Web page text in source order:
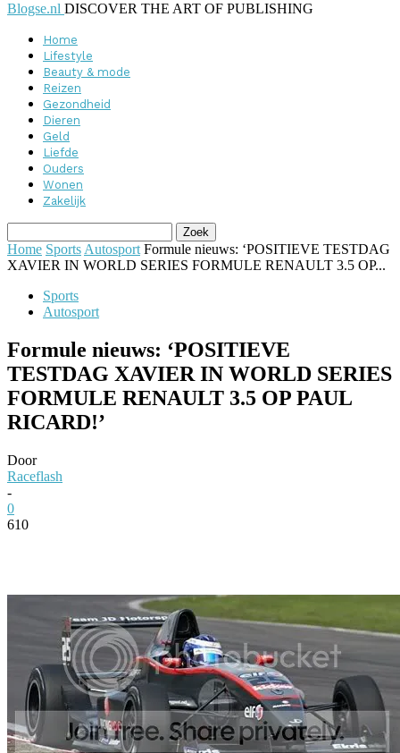
Blogse.nl DISCOVER THE ART OF PUBLISHING
Home
Lifestyle
Beauty & mode
Reizen
Gezondheid
Dieren
Geld
Liefde
Ouders
Wonen
Zakelijk
Home Sports Autosport Formule nieuws: ‘POSITIEVE TESTDAG
XAVIER IN WORLD SERIES FORMULE RENAULT 3.5 OP...
Sports
Autosport
Formule nieuws: ‘POSITIEVE
TESTDAG XAVIER IN WORLD SERIES
FORMULE RENAULT 3.5 OP PAUL
RICARD!’
Door
Raceflash
-
0
610